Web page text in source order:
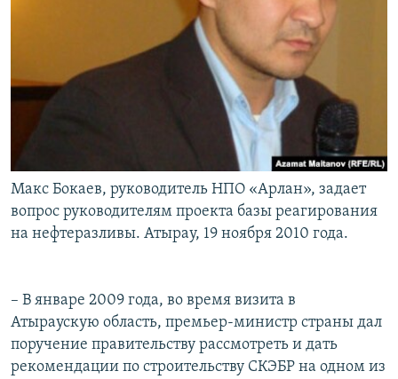
Макс Бокаев, руководитель НПО «Арлан», задает
вопрос руководителям проекта базы реагирования
на нефтеразливы. Атырау, 19 ноября 2010 года.
– В январе 2009 года, во время визита в
Атыраускую область, премьер-министр страны дал
поручение правительству рассмотреть и дать
рекомендации по строительству СКЭБР на одном из